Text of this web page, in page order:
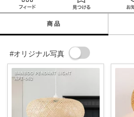
商品
#オリジナル写真